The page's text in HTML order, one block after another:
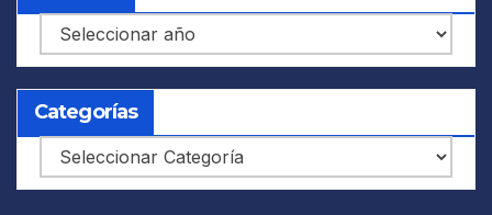
Archivos
Categorías
Categorías